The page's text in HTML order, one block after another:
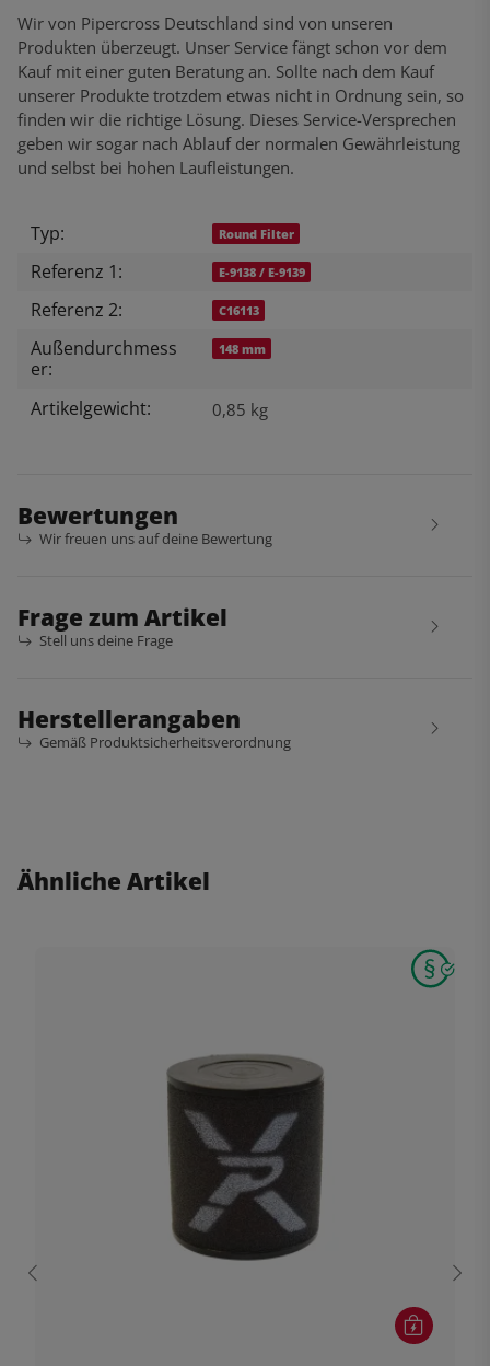
Wir von Pipercross Deutschland sind von unseren
Produkten überzeugt. Unser Service fängt schon vor dem
Kauf mit einer guten Beratung an. Sollte nach dem Kauf
unserer Produkte trotzdem etwas nicht in Ordnung sein, so
finden wir die richtige Lösung. Dieses Service-Versprechen
geben wir sogar nach Ablauf der normalen Gewährleistung
und selbst bei hohen Laufleistungen.
Produkteigenschaft
Wert
Typ: Round Filter
Referenz 1: E-9138 / E-9139
Referenz 2: C16113
Außendurchmess
er:
148 mm
Artikelgewicht: 0,85 kg
Bewertungen
Wir freuen uns auf deine Bewertung
Frage zum Artikel
Stell uns deine Frage
Herstellerangaben
Gemäß Produktsicherheitsverordnung
Ähnliche Artikel